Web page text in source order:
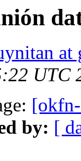
at
UTC
by: [